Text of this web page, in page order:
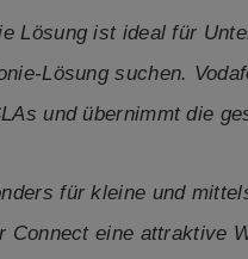
Lösung ist ideal für
Lösung suchen.
und übernimmt die
für kleine und
Connect eine attraktive